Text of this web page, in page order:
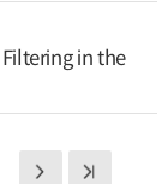
in the